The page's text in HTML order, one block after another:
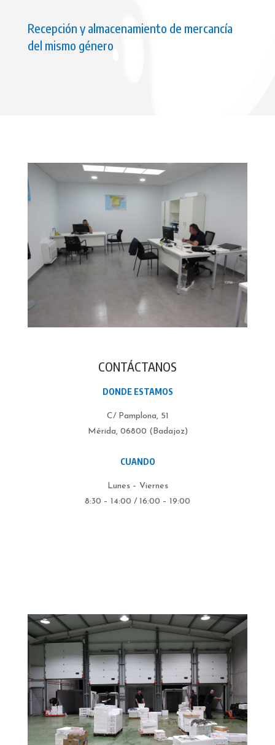
Recepción y almacenamiento de mercancía
del mismo género
CONTÁCTANOS
DONDE ESTAMOS
C/ Pamplona, 51
Mérida, 06800 (Badajoz)
CUANDO
Lunes – Viernes
8:30 – 14:00 / 16:00 – 19:00